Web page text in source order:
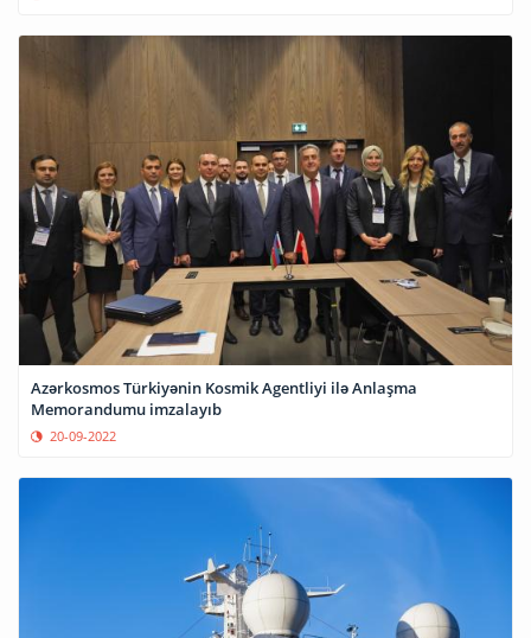
Azərkosmos Türkiyənin Kosmik Agentliyi ilə Anlaşma
Memorandumu imzalayıb
20-09-2022